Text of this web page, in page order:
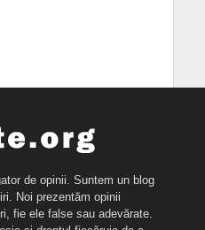
de opinii. Suntem un blog
Noi prezentăm opinii
fie ele false sau adevărate.